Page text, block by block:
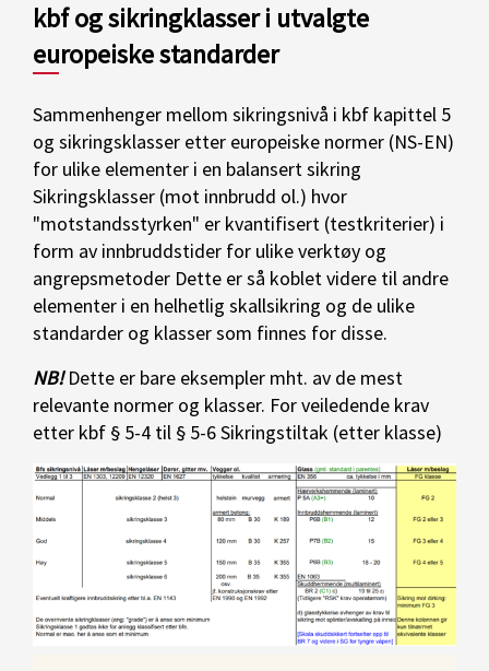
kbf og sikringklasser i utvalgte
europeiske standarder
Sammenhenger mellom sikringsnivå i kbf kapittel 5
og sikringsklasser etter europeiske normer (NS-EN)
for ulike elementer i en balansert sikring
Sikringsklasser (mot innbrudd ol.) hvor
"motstandsstyrken" er kvantifisert (testkriterier) i
form av innbruddstider for ulike verktøy og
angrepsmetoder Dette er så koblet videre til andre
elementer i en helhetlig skallsikring og de ulike
standarder og klasser som finnes for disse.
NB! Dette er bare eksempler mht. av de mest
relevante normer og klasser. For veiledende krav
etter kbf § 5-4 til § 5-6 Sikringstiltak (etter klasse)